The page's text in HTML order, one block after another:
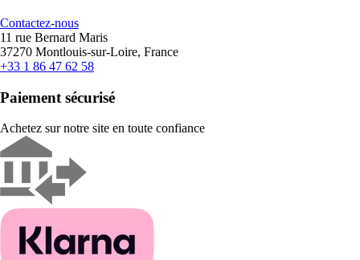
Contactez-nous
11 rue Bernard Maris
37270 Montlouis-sur-Loire, France
+33 1 86 47 62 58
Paiement sécurisé
Achetez sur notre site en toute confiance